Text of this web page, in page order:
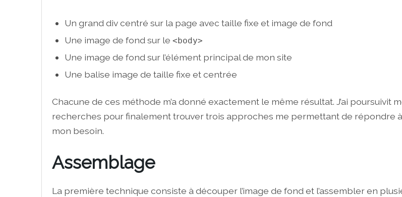
Un grand div centré sur la page avec taille fixe et image de fond
Une image de fond sur le <body>
Une image de fond sur l’élément principal de mon site
Une balise image de taille fixe et centrée
Chacune de ces méthode m’a donné exactement le même résultat. J’ai poursuivit
recherches pour finalement trouver trois approches me permettant de répondre à
mon besoin.
Assemblage
La première technique consiste à découper l’image de fond et l’assembler en